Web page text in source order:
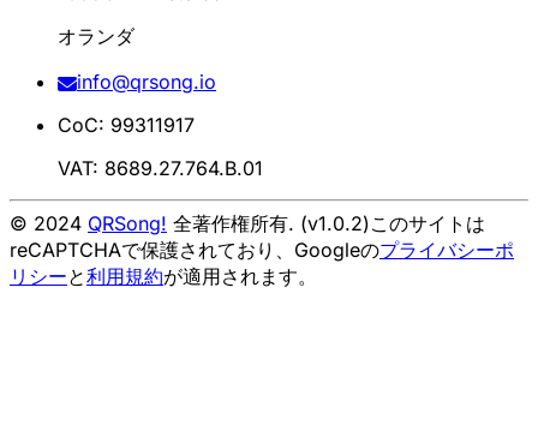
オランダ
info@qrsong.io
CoC: 99311917
VAT: 8689.27.764.B.01
© 2024 QRSong! 全著作権所有. (v1.0.2)このサイトは
reCAPTCHAで保護されており、Googleのプライバシーポ
リシーと利用規約が適用されます。